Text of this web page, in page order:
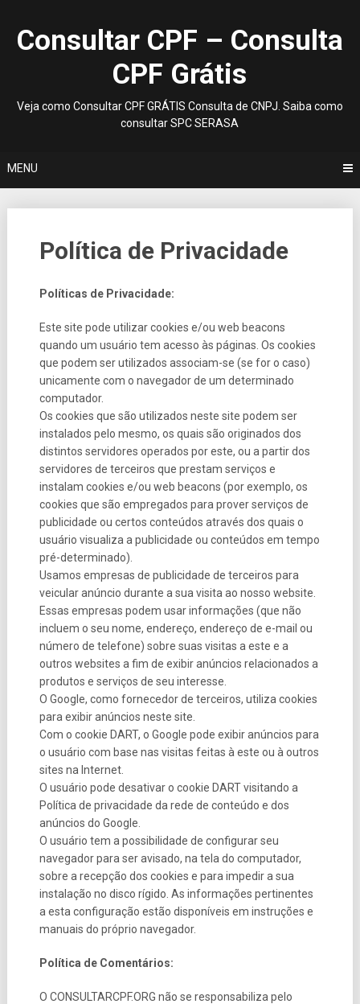
contentConsultar CPF – Consulta
CPF Grátis
Veja como Consultar CPF GRÁTIS Consulta de CNPJ. Saiba como
consultar SPC SERASA
MENU
Política de Privacidade
Políticas de Privacidade:
Este site pode utilizar cookies e/ou web beacons
quando um usuário tem acesso às páginas. Os cookies
que podem ser utilizados associam-se (se for o caso)
unicamente com o navegador de um determinado
computador.
Os cookies que são utilizados neste site podem ser
instalados pelo mesmo, os quais são originados dos
distintos servidores operados por este, ou a partir dos
servidores de terceiros que prestam serviços e
instalam cookies e/ou web beacons (por exemplo, os
cookies que são empregados para prover serviços de
publicidade ou certos conteúdos através dos quais o
usuário visualiza a publicidade ou conteúdos em tempo
pré-determinado).
Usamos empresas de publicidade de terceiros para
veicular anúncio durante a sua visita ao nosso website.
Essas empresas podem usar informações (que não
incluem o seu nome, endereço, endereço de e-mail ou
número de telefone) sobre suas visitas a este e a
outros websites a fim de exibir anúncios relacionados a
produtos e serviços de seu interesse.
O Google, como fornecedor de terceiros, utiliza cookies
para exibir anúncios neste site.
Com o cookie DART, o Google pode exibir anúncios para
o usuário com base nas visitas feitas à este ou à outros
sites na Internet.
O usuário pode desativar o cookie DART visitando a
Política de privacidade da rede de conteúdo e dos
anúncios do Google.
O usuário tem a possibilidade de configurar seu
navegador para ser avisado, na tela do computador,
sobre a recepção dos cookies e para impedir a sua
instalação no disco rígido. As informações pertinentes
a esta configuração estão disponíveis em instruções e
manuais do próprio navegador.
Política de Comentários:
O CONSULTARCPF.ORG não se responsabiliza pelo